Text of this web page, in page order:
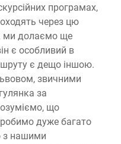
програмах,
через цю
ми долаємо ще
є особливий в
є дещо іншою.
звичними
за
що
робимо дуже багато
з нашими